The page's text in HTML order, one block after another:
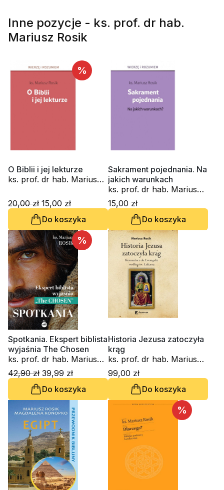
Inne pozycje - ks. prof. dr hab.
Mariusz Rosik
%
O Biblii i jej lekturze
ks. prof. dr hab. Mariusz
20,00 zł 15,00 zł
Do koszyka
Sakrament pojednania. Na
jakich warunkach
ks. prof. dr hab. Mariusz
Rosik
15,00 zł
Do koszyka
%
Spotkania. Ekspert biblista
wyjaśnia The Chosen
ks. prof. dr hab. Mariusz
Rosik
42,90 zł 39,99 zł
Do koszyka
Historia Jezusa zatoczyła
krąg
ks. prof. dr hab. Mariusz
Rosik
99,00 zł
Do koszyka
%